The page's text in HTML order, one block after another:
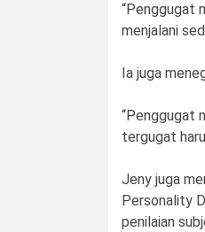
“Penggugat
menjalani
Ia juga
“Penggugat
tergugat
Jeny juga
Personality
penilaian